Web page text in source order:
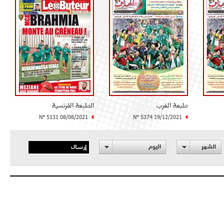
طبعة الغرب
N° 5374 19/12/2021
الطبعة الفرنسية
N° 5131 08/08/2021
الشهر اليوم إرسال